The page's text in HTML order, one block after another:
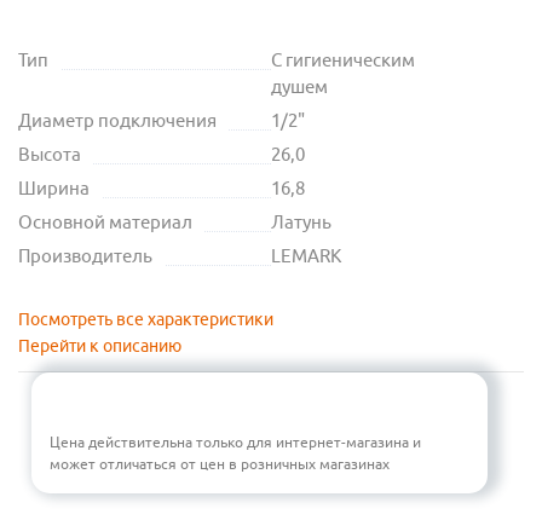
Тип
С гигиеническим
душем
Диаметр подключения
1/2"
Высота
26,0
Ширина
16,8
Основной материал
Латунь
Производитель
LEMARK
Посмотреть все характеристики
Перейти к описанию
Цена действительна только для интернет-магазина и
может отличаться от цен в розничных магазинах